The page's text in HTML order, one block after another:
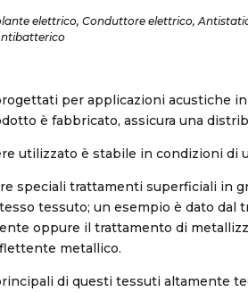
elettrico, Conduttore elettrico,
per applicazioni acustiche in
è fabbricato, assicura una
utilizzato è stabile in condizioni di
speciali trattamenti superficiali in
tessuto; un esempio è dato dal
oppure il trattamento di
metallico.
di questi tessuti altamente